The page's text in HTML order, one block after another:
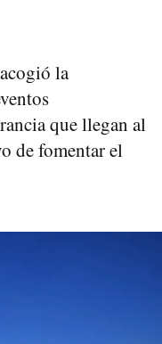
la
que llegan al
de fomentar el